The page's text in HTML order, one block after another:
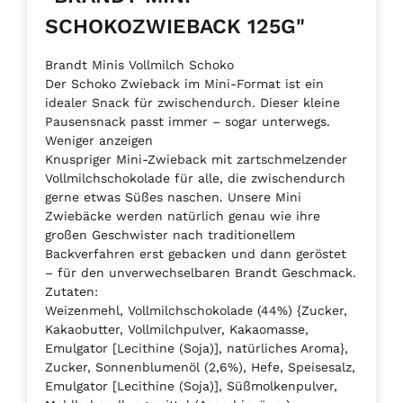
SCHOKOZWIEBACK 125G"
Brandt Minis Vollmilch Schoko
Der Schoko Zwieback im Mini-Format ist ein
idealer Snack für zwischendurch. Dieser kleine
Pausensnack passt immer – sogar unterwegs.
Weniger anzeigen
Knuspriger Mini-Zwieback mit zartschmelzender
Vollmilchschokolade für alle, die zwischendurch
gerne etwas Süßes naschen. Unsere Mini
Zwiebäcke werden natürlich genau wie ihre
großen Geschwister nach traditionellem
Backverfahren erst gebacken und dann geröstet
– für den unverwechselbaren Brandt Geschmack.
Zutaten:
Weizenmehl, Vollmilchschokolade (44%) {Zucker,
Kakaobutter, Vollmilchpulver, Kakaomasse,
Emulgator [Lecithine (Soja)], natürliches Aroma},
Zucker, Sonnenblumenöl (2,6%), Hefe, Speisesalz,
Emulgator [Lecithine (Soja)], Süßmolkenpulver,